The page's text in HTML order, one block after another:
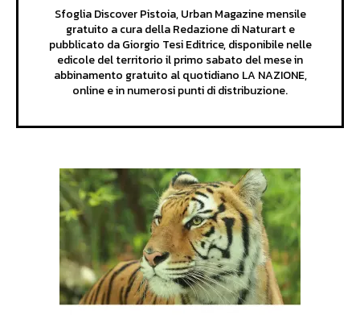
Sfoglia Discover Pistoia, Urban Magazine mensile
gratuito a cura della Redazione di Naturart e
pubblicato da Giorgio Tesi Editrice, disponibile nelle
edicole del territorio il primo sabato del mese in
abbinamento gratuito al quotidiano LA NAZIONE,
online e in numerosi punti di distribuzione.